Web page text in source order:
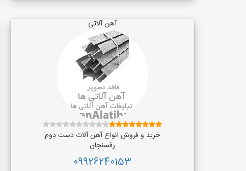
آهن آلاتی
خرید و فروش انواع آهن آلات دست دوم
رفسنجان
09926240153